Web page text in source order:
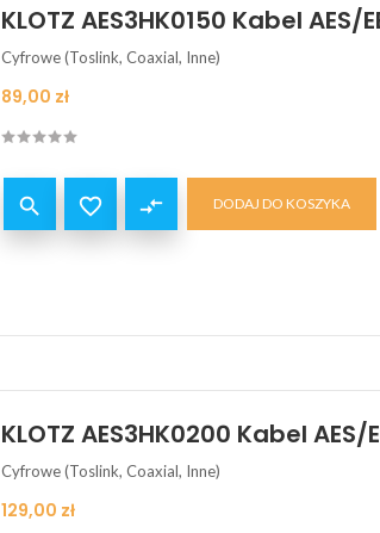
KLOTZ AES3HK0150 Kabel
Cyfrowe (Toslink, Coaxial, Inne)
Cena
89,00 zł
  compare_arrows DODAJ DO KOSZYKA
KLOTZ AES3HK0200 Kabel
Cyfrowe (Toslink, Coaxial, Inne)
Cena
129,00 zł